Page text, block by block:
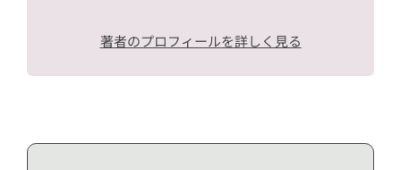
著者のプロフィールを詳しく見る